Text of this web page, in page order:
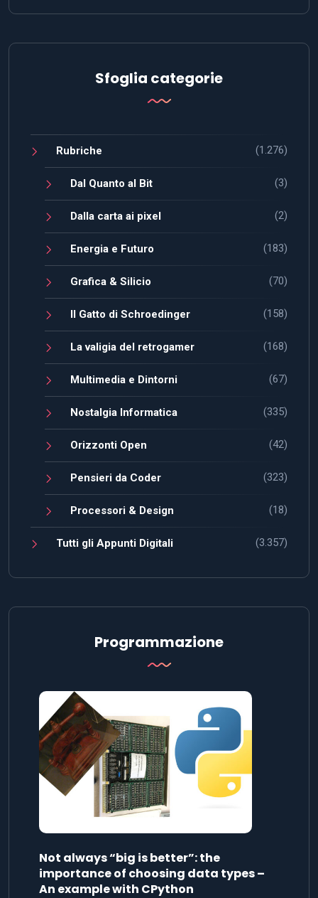
Sfoglia categorie
Rubriche (1.276)
Dal Quanto al Bit (3)
Dalla carta ai pixel (2)
Energia e Futuro (183)
Grafica & Silicio (70)
Il Gatto di Schroedinger (158)
La valigia del retrogamer (168)
Multimedia e Dintorni (67)
Nostalgia Informatica (335)
Orizzonti Open (42)
Pensieri da Coder (323)
Processori & Design (18)
Tutti gli Appunti Digitali (3.357)
Programmazione
Not always “big is better”: the
importance of choosing data types –
An example with CPython